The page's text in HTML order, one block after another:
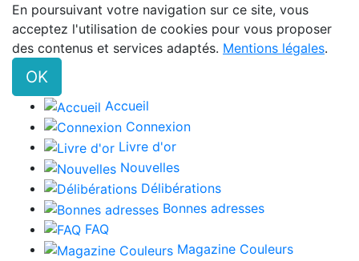
En poursuivant votre navigation sur ce site, vous
acceptez l'utilisation de cookies pour vous proposer
des contenus et services adaptés. Mentions légales.
OK
Accueil
Connexion
Livre d'or
Nouvelles
Délibérations
Bonnes adresses
FAQ
Magazine Couleurs